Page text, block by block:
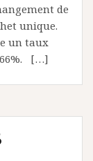
de
unique.
un taux
66%. […]